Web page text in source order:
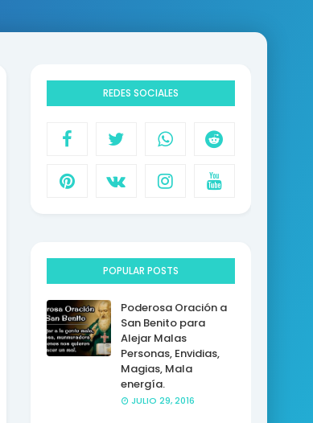
REDES SOCIALES
POPULAR POSTS
Poderosa Oración a
San Benito para
Alejar Malas
Personas, Envidias,
Magias, Mala
energía.
JULIO 29, 2016